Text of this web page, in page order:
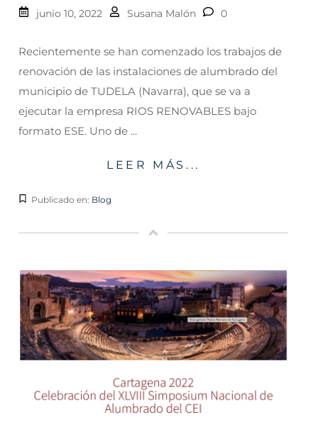
junio 10, 2022 Susana Malón 0
Recientemente se han comenzado los trabajos de
renovación de las instalaciones de alumbrado del
municipio de TUDELA (Navarra), que se va a
ejecutar la empresa RIOS RENOVABLES bajo
formato ESE. Uno de ...
LEER MÁS...
Publicado en: Blog